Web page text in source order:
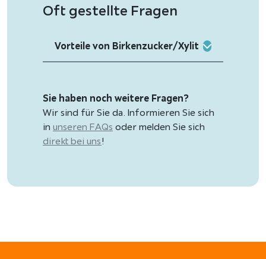
Oft gestellte Fragen
Vorteile von Birkenzucker/Xylit
Sie haben noch weitere Fragen?
Wir sind für Sie da. Informieren Sie sich
in unseren FAQs oder melden Sie sich
direkt bei uns!